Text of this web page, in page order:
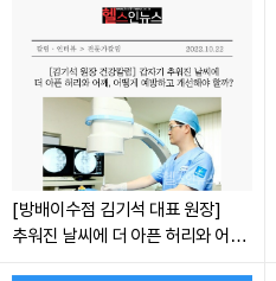
[방배이수점 김기석 대표 원장]
추워진 날씨에 더 아픈 허리와 어깨